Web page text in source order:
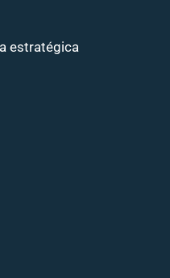
estratégica